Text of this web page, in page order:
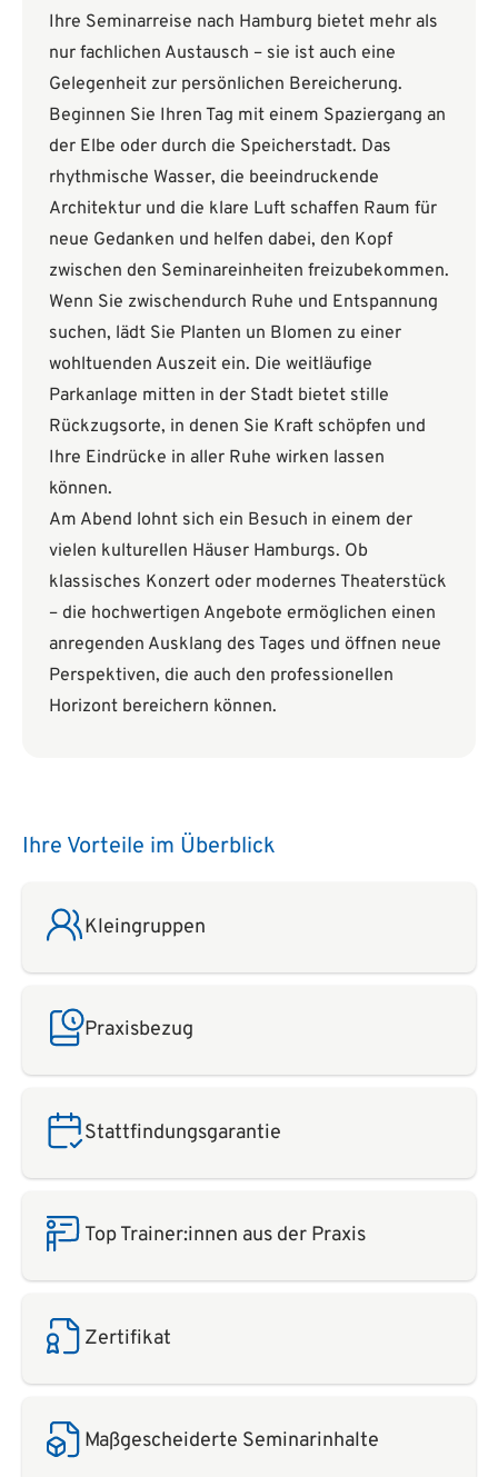
Ihre Seminarreise nach Hamburg bietet mehr als
nur fachlichen Austausch – sie ist auch eine
Gelegenheit zur persönlichen Bereicherung.
Beginnen Sie Ihren Tag mit einem Spaziergang an
der Elbe oder durch die Speicherstadt. Das
rhythmische Wasser, die beeindruckende
Architektur und die klare Luft schaffen Raum für
neue Gedanken und helfen dabei, den Kopf
zwischen den Seminareinheiten freizubekommen.
Wenn Sie zwischendurch Ruhe und Entspannung
suchen, lädt Sie Planten un Blomen zu einer
wohltuenden Auszeit ein. Die weitläufige
Parkanlage mitten in der Stadt bietet stille
Rückzugsorte, in denen Sie Kraft schöpfen und
Ihre Eindrücke in aller Ruhe wirken lassen
können.
Am Abend lohnt sich ein Besuch in einem der
vielen kulturellen Häuser Hamburgs. Ob
klassisches Konzert oder modernes Theaterstück
– die hochwertigen Angebote ermöglichen einen
anregenden Ausklang des Tages und öffnen neue
Perspektiven, die auch den professionellen
Horizont bereichern können.
Ihre Vorteile im Überblick
Kleingruppen
Praxisbezug
Stattfindungsgarantie
Top Trainer:innen aus der Praxis
Zertifikat
Maßgescheiderte Seminarinhalte